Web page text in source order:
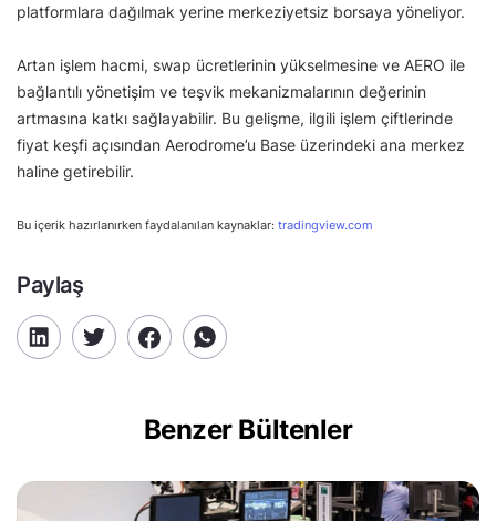
platformlara dağılmak yerine merkeziyetsiz borsaya yöneliyor.
Artan işlem hacmi, swap ücretlerinin yükselmesine ve AERO ile
bağlantılı yönetişim ve teşvik mekanizmalarının değerinin
artmasına katkı sağlayabilir. Bu gelişme, ilgili işlem çiftlerinde
fiyat keşfi açısından Aerodrome’u Base üzerindeki ana merkez
haline getirebilir.
Bu içerik hazırlanırken faydalanılan kaynaklar: tradingview.com
Paylaş
Benzer Bültenler